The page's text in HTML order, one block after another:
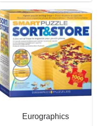
Eurographics